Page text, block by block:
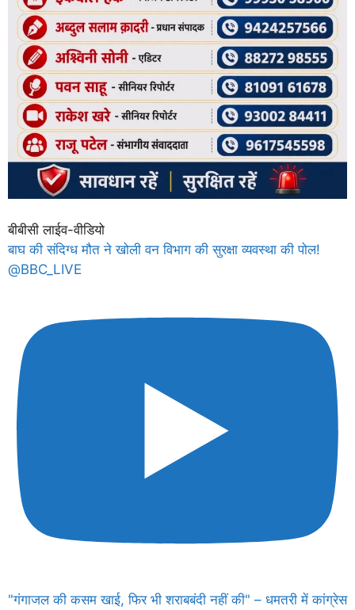
बीबीसी लाईव-वीडियो
बाघ की संदिग्ध मौत ने खोली वन विभाग की सुरक्षा व्यवस्था की पोल!
@BBC_LIVE
"गंगाजल की कसम खाई, फिर भी शराबबंदी नहीं की" – धमतरी में कांग्रेस